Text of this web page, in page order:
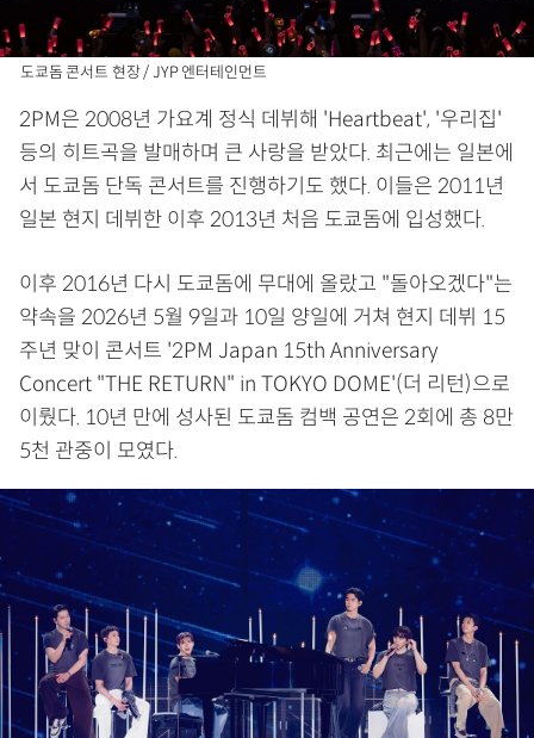
도쿄돔 콘서트 현장 / JYP 엔터테인먼트
2PM은 2008년 가요계 정식 데뷔해 'Heartbeat', '우리집'
등의 히트곡을 발매하며 큰 사랑을 받았다. 최근에는 일본에
서 도쿄돔 단독 콘서트를 진행하기도 했다. 이들은 2011년
일본 현지 데뷔한 이후 2013년 처음 도쿄돔에 입성했다.
이후 2016년 다시 도쿄돔에 무대에 올랐고 "돌아오겠다"는
약속을 2026년 5월 9일과 10일 양일에 거쳐 현지 데뷔 15
주년 맞이 콘서트 '2PM Japan 15th Anniversary
Concert "THE RETURN" in TOKYO DOME'(더 리턴)으로
이뤘다. 10년 만에 성사된 도쿄돔 컴백 공연은 2회에 총 8만
5천 관중이 모였다.